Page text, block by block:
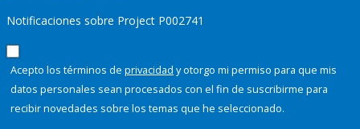
Notificaciones sobre Project P002741
Acepto los términos de privacidad y otorgo mi permiso para que mis
datos personales sean procesados con el fin de suscribirme para
recibir novedades sobre los temas que he seleccionado.